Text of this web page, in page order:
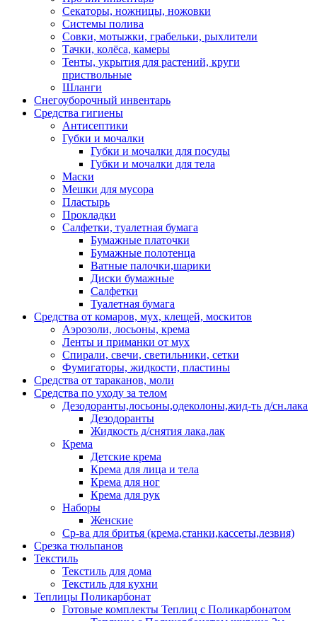
Секаторы, ножницы, ножовки
Системы полива
Совки, мотыжки, грабельки, рыхлители
Тачки, колёса, камеры
Тенты, укрытия для растений, круги
приствольные
Шланги
Снегоуборочный инвентарь
Средства гигиены
Антисептики
Губки и мочалки
Губки и мочалки для посуды
Губки и мочалки для тела
Маски
Мешки для мусора
Пластырь
Прокладки
Салфетки, туалетная бумага
Бумажные платочки
Бумажные полотенца
Ватные палочки,шарики
Диски бумажные
Салфетки
Туалетная бумага
Средства от комаров, мух, клещей, москитов
Аэрозоли, лосьоны, крема
Ленты и приманки от мух
Спирали, свечи, светильники, сетки
Фумигаторы, жидкости, пластины
Средства от тараканов, моли
Средства по уходу за телом
Дезодоранты,лосьоны,одеколоны,жид-ть д/сн.лака
Дезодоранты
Жидкость д/снятия лака,лак
Крема
Детские крема
Крема для лица и тела
Крема для ног
Крема для рук
Наборы
Женские
Ср-ва для бритья (крема,станки,кассеты,лезвия)
Срезка тюльпанов
Текстиль
Текстиль для дома
Текстиль для кухни
Теплицы Поликарбонат
Готовые комплекты Теплиц с Поликарбонатом